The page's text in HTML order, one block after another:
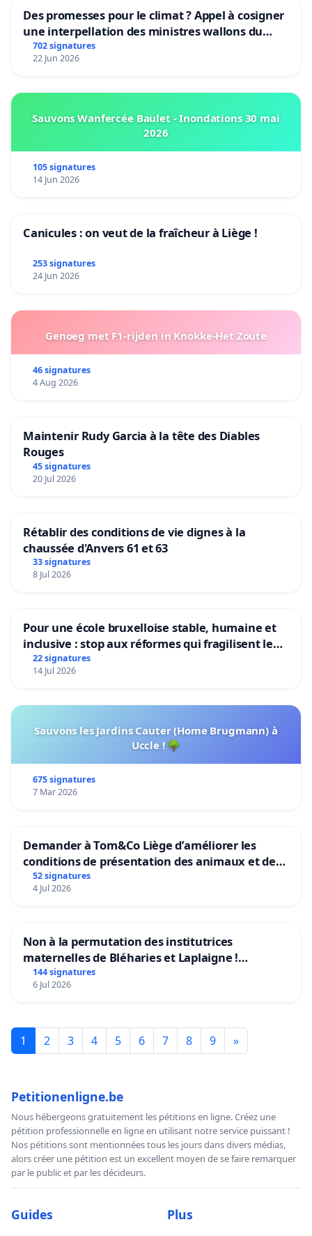
Des promesses pour le climat ? Appel à cosigner
une interpellation des ministres wallons du
climat et de l’environnement.
702 signatures
22 Jun 2026
Sauvons Wanfercée Baulet - Inondations 30 mai
2026
105 signatures
14 Jun 2026
Canicules : on veut de la fraîcheur à Liège !
253 signatures
24 Jun 2026
Genoeg met F1-rijden in Knokke-Het Zoute
46 signatures
4 Aug 2026
Maintenir Rudy Garcia à la tête des Diables
Rouges
45 signatures
20 Jul 2026
Rétablir des conditions de vie dignes à la
chaussée d'Anvers 61 et 63
33 signatures
8 Jul 2026
Pour une école bruxelloise stable, humaine et
inclusive : stop aux réformes qui fragilisent le
primaire
22 signatures
14 Jul 2026
Sauvons les Jardins Cauter (Home Brugmann) à
Uccle ! 🌳
675 signatures
7 Mar 2026
Demander à Tom&Co Liège d’améliorer les
conditions de présentation des animaux et de
mettre fin à la vente d’animaux en magasin
52 signatures
4 Jul 2026
Non à la permutation des institutrices
maternelles de Bléharies et Laplaigne !
Préservons la stabilité de nos enfants.
144 signatures
6 Jul 2026
1 2 3 4 5 6 7 8 9 »
Petitionenligne.be
Nous hébergeons gratuitement les pétitions en ligne. Créez une
pétition professionnelle en ligne en utilisant notre service puissant !
Nos pétitions sont mentionnées tous les jours dans divers médias,
alors créer une pétition est un excellent moyen de se faire remarquer
par le public et par les décideurs.
Guides Plus